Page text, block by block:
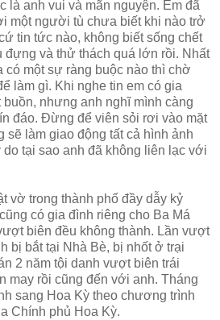
là anh vui và mãn nguyện. Em đã
một người tù chưa biết khi nào trở
tin tức nào, không biết sống chết
đựng và thử thách quá lớn rồi. Nhất
có một sự ràng buộc nào thì chờ
làm gì. Khi nghe tin em có gia
nhưng anh nghĩ mình càng
đáo. Đừng để viên sỏi rơi vào mặt
sẽ làm giao động tất cả hình ảnh
tại sao anh đã không liên lạc với
vờ trong thành phố đầy dẫy kỷ
có gia đình riêng cho Ba Má
biên đều không thành. Lần vượt
bị bắt tại Nhà Bè, bị nhốt ở trại
2 năm tội danh vượt biên trái
may rồi cũng đến với anh. Tháng
sang Hoa Kỳ theo chương trình
Chính phủ Hoa Kỳ.